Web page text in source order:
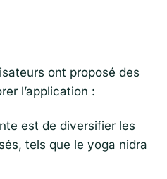
ont proposé des
l’application :
est de diversifier les
tels que le yoga nidra